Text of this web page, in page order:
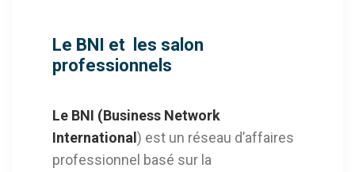
Le BNI et les salon
professionnels
Le BNI (Business Network
International) est un réseau d’affaires
professionnel basé sur la